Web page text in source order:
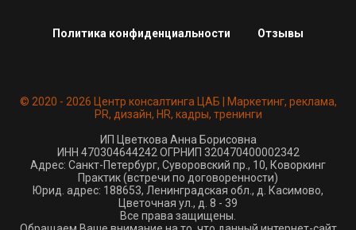
Политика конфиденциальности Отзывы
© 2020 - 2026 Центр консалтинга ЦАБ | Маркетинг, реклама,
PR, дизайн, HR, кадры, тренинги
ИП Цветкова Анна Борисовна
ИНН 470304644242 ОГРНИП 320470400002342
Адрес: Санкт-Петербург, Суворовский пр., 10, Коворкинг
Практик (встречи по договоренности)
Юрид. адрес: 188653, Ленинградская обл., д. Касимово,
Цветочная ул., д. 8 - 39
Все права защищены.